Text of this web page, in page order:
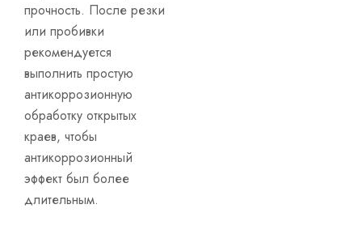
прочность. После резки
или пробивки
рекомендуется
выполнить простую
антикоррозионную
обработку открытых
краев, чтобы
антикоррозионный
эффект был более
длительным.